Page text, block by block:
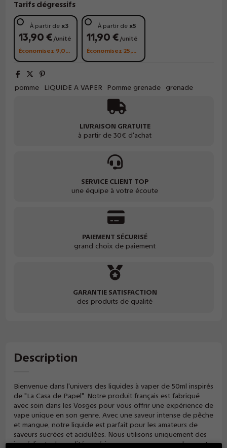
Tarifs dégressifs
À partir de x3
13,90 € /unité
Économisez 9,00 €
À partir de x5
11,90 € /unité
Économisez 25,00 €
pomme LIQUIDE A VAPER Pomme grenade grenade
LIVRAISON GRATUITE
à partir de 30€ d'achat
SERVICE CLIENT TOP
une équipe à votre écoute
PAIEMENT SÉCURISÉ
grand choix de paiement
GARANTIE SATISFACTION
des produits de qualité
Description
Bienvenue dans l'univers des liquides à vaper de 50ml inspirés
de "La Casa de Papel". Notre produit français est fabriqué
avec soin dans les Vosges pour vous offrir une expérience de
vape unique en son genre. Avec une saveur intense de pêche
et mangue, notre liquide est parfait pour les amateurs de
saveurs sucrées et acidulées. Nous utilisons uniquement des
ingrédients de qualité supérieure pour une vapeur dense et